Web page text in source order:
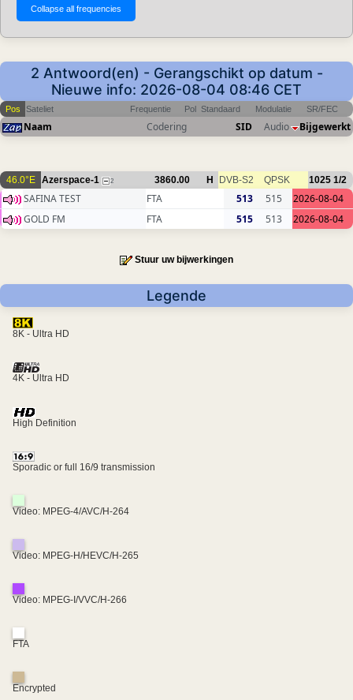
2 Antwoord(en) - Gerangschikt op datum -
Nieuwe info: 2026-08-04 08:46 CET
Pos Sateliet Frequentie Pol Standaard Modulatie SR/FEC
Naam Codering SID Audio Bijgewerkt
46.0°E Azerspace-1 2 3860.00 H DVB-S2 QPSK 1025 1/2
SAFINA TEST FTA 513 515
2026-08-04
GOLD FM
FTA 515 513 2026-08-04
Stuur uw bijwerkingen
Legende
8K - Ultra HD
4K - Ultra HD
High Definition
Sporadic or full 16/9 transmission
Video: MPEG-4/AVC/H-264
Video: MPEG-H/HEVC/H-265
Video: MPEG-I/VVC/H-266
FTA
Encrypted